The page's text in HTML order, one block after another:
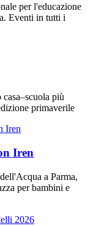
per l'educazione
Eventi in tutti i
più
primaverile
Iren
a Parma,
per bambini e